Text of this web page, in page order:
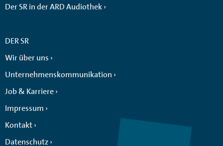
Der SR in der ARD Audiothek
DER SR
Wir über uns
Unternehmenskommunikation
Job & Karriere
Impressum
Kontakt
Datenschutz